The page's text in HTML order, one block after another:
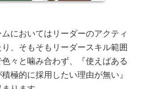
においてはリーダーのアクティ
、そもそもリーダースキル範囲
々と噛み合わず、『使えばある
極的に採用したい理由が無い』